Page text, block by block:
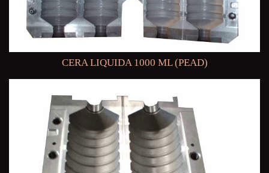
CERA LIQUIDA 1000 ML (PEAD)